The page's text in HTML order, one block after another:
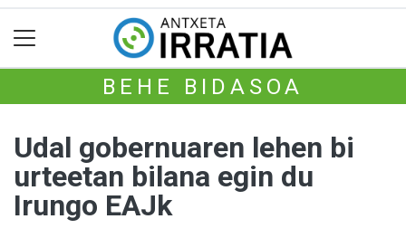
BEHE BIDASOA
Udal gobernuaren lehen bi
urteetan bilana egin du
Irungo EAJk